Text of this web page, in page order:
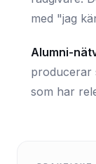
med "jag
Alumni-
producerar
som har